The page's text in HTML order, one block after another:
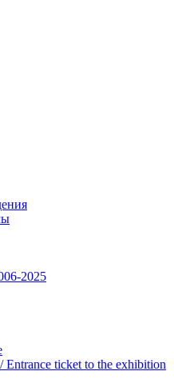
2025
ticket to the exhibition